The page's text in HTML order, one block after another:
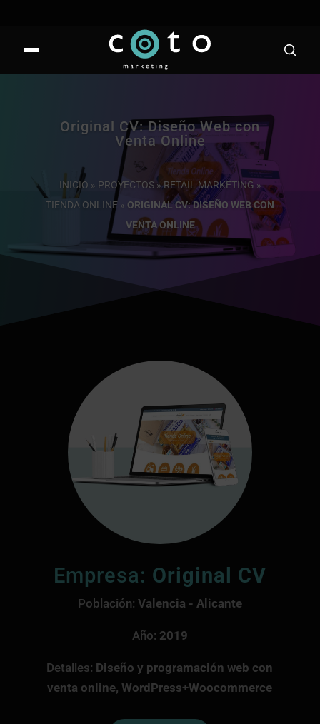
Original CV: Diseño Web con
Venta Online
INICIO » PROYECTOS»RETAIL MARKETING »
TIENDA ONLINE » ORIGINAL CV: DISEÑO WEB CON
VENTA ONLINE
Empresa: Original CV
Población: Valencia - Alicante
Año: 2019
Detalles: Diseño y programación web con
venta online, WordPress+Woocommerce